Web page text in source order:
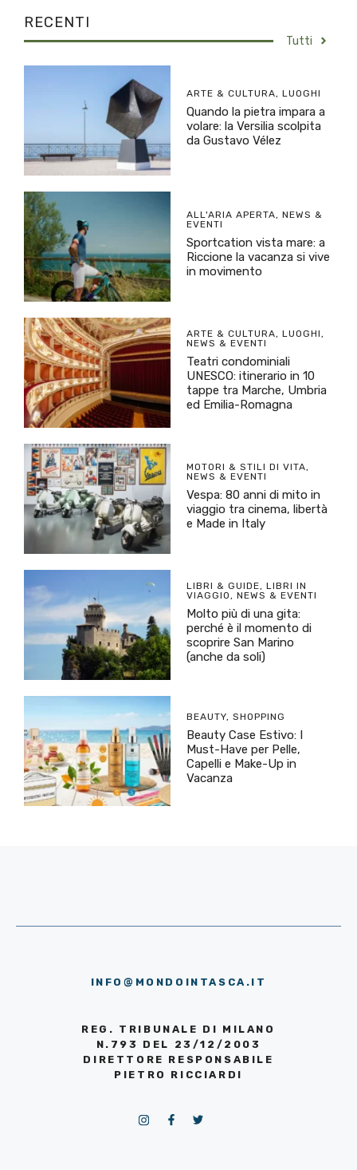
RECENTI
Tutti
ARTE & CULTURA, LUOGHI
Quando la pietra impara a
volare: la Versilia scolpita
da Gustavo Vélez
ALL'ARIA APERTA, NEWS &
EVENTI
Sportcation vista mare: a
Riccione la vacanza si vive
in movimento
ARTE & CULTURA, LUOGHI,
NEWS & EVENTI
Teatri condominiali
UNESCO: itinerario in 10
tappe tra Marche, Umbria
ed Emilia-Romagna
MOTORI & STILI DI VITA,
NEWS & EVENTI
Vespa: 80 anni di mito in
viaggio tra cinema, libertà
e Made in Italy
LIBRI & GUIDE, LIBRI IN
VIAGGIO, NEWS & EVENTI
Molto più di una gita:
perché è il momento di
scoprire San Marino
(anche da soli)
BEAUTY, SHOPPING
Beauty Case Estivo: I
Must-Have per Pelle,
Capelli e Make-Up in
Vacanza
INFO@MONDOINTASCA.IT
REG. TRIBUNALE DI MILANO
N.793 DEL 23/12/2003
DIRETTORE RESPONSABILE
PIETRO RICCIARDI